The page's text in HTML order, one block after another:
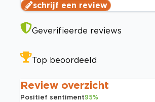
schrijf een review
Geverifieerde reviews
Top beoordeeld
Review overzicht
Positief sentiment95%